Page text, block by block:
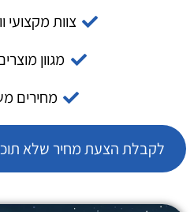
צוות מקצועי
מגוון
מחירים
לקבלת הצעת מחיר שלא